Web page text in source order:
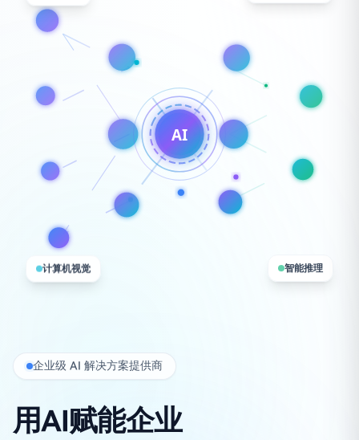
企业级 AI 解决方案提供商
用AI赋能企业
AI
计算机视觉 智能推理